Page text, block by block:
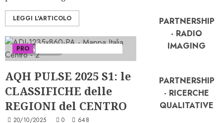
LEGGI L'ARTICOLO
3 minuti letti
PRO
AQH PULSE 2025 S1: le
CLASSIFICHE delle
REGIONI del CENTRO
20/10/2025 0 648
PARTNERSHIP
- RADIO
IMAGING
PARTNERSHIP
- RICERCHE
QUALITATIVE